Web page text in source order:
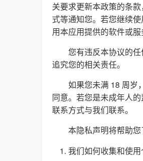
关要求更新本政策的条
式等通知您。若您继续
用本应用提供的软件或服
您有违反本协议的
追究您的相关责任。
如果您未满 18 周岁
同意。若您是未成年人
联系方式与我们联系。
本隐私声明将帮助您
我们如何收集和使